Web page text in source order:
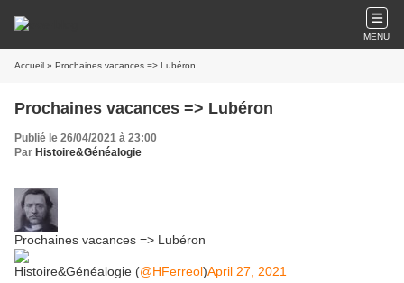
MENU
Accueil » Prochaines vacances => Lubéron
Prochaines vacances => Lubéron
Publié le 26/04/2021 à 23:00
Par Histoire&Généalogie
Prochaines vacances => Lubéron
Histoire&Généalogie (@HFerreol)April 27, 2021